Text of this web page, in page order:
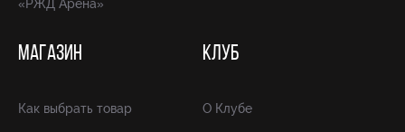
«РЖД Арена»
МАГАЗИН
Как выбрать товар
КЛУБ
О Клубе